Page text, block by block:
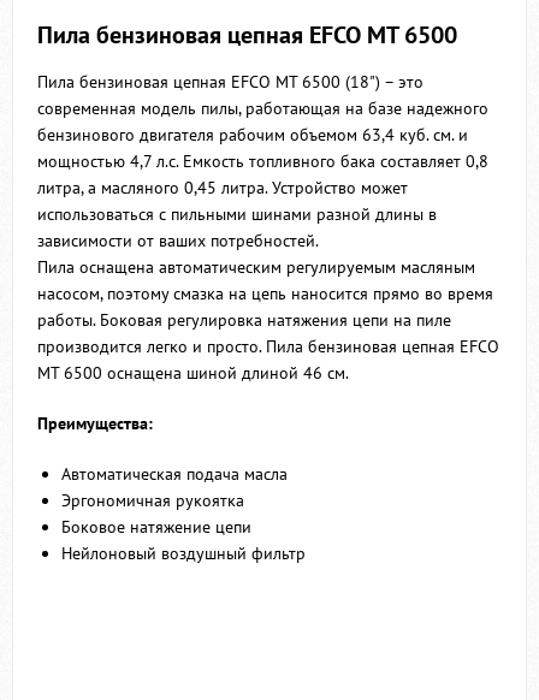
Пила бензиновая цепная EFCO MT 6500
Пила бензиновая цепная EFCO MT 6500 (18") – это
современная модель пилы, работающая на базе надежного
бензинового двигателя рабочим объемом 63,4 куб. см. и
мощностью 4,7 л.с. Емкость топливного бака составляет 0,8
литра, а масляного 0,45 литра. Устройство может
использоваться с пильными шинами разной длины в
зависимости от ваших потребностей.
Пила оснащена автоматическим регулируемым масляным
насосом, поэтому смазка на цепь наносится прямо во время
работы. Боковая регулировка натяжения цепи на пиле
производится легко и просто. Пила бензиновая цепная EFCO
MT 6500 оснащена шиной длиной 46 см.
Преимущества:
Автоматическая подача масла
Эргономичная рукоятка
Боковое натяжение цепи
Нейлоновый воздушный фильтр